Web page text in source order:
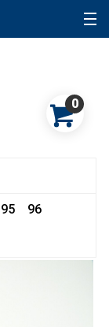
0
95 96